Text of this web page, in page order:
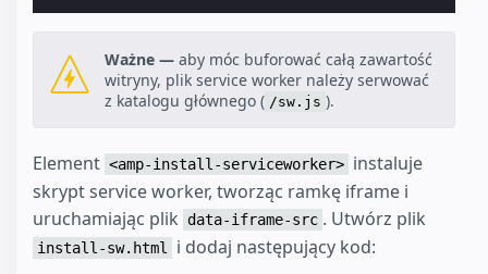
Ważne — aby móc buforować całą zawartość
witryny, plik service worker należy serwować
z katalogu głównego ( /sw.js ).
Element <amp-install-serviceworker> instaluje
skrypt service worker, tworząc ramkę iframe i
uruchamiając plik
data-iframe-src . Utwórz plik
install-sw.html i dodaj następujący kod: